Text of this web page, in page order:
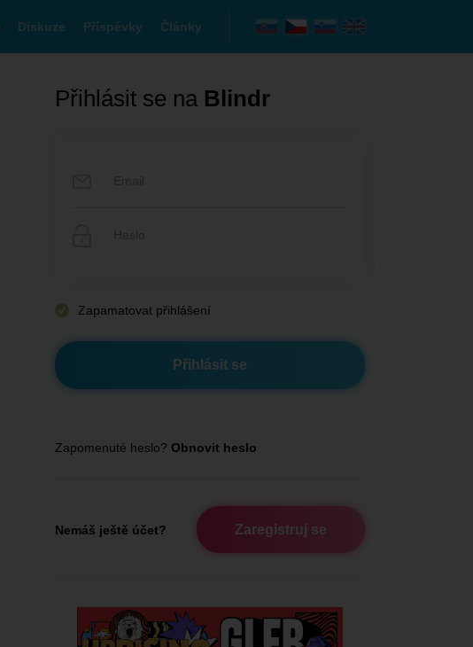
Diskuze Příspěvky Články
Přihlásit se na Blindr
Zapamatovat přihlášení
Zapomenuté heslo? Obnovit heslo
Nemáš ještě účet? Zaregistruj se